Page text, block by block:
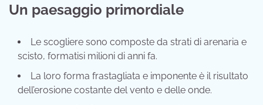
Un paesaggio primordiale
Le scogliere sono composte da strati di arenaria e
scisto, formatisi milioni di anni fa.
La loro forma frastagliata e imponente è il risultato
dell’erosione costante del vento e delle onde.